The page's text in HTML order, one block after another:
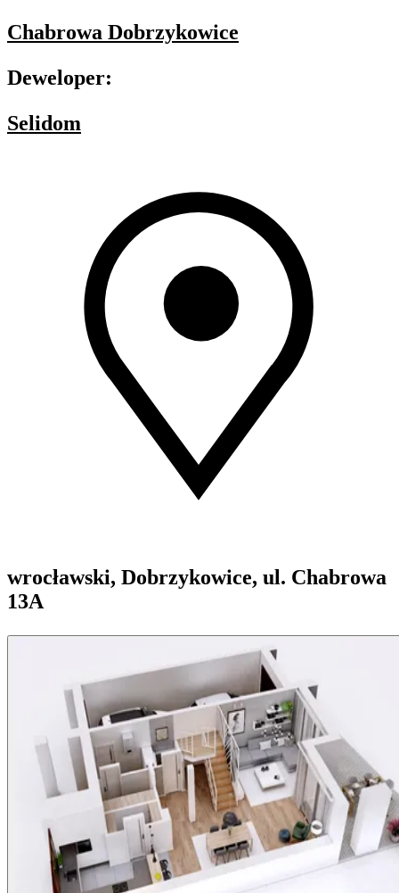
Chabrowa Dobrzykowice
Deweloper:
Selidom
wrocławski, Dobrzykowice, ul. Chabrowa
13A